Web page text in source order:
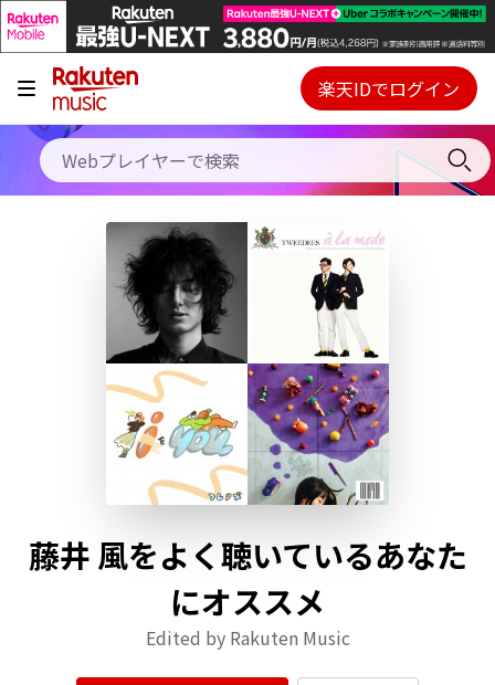
キャンペーン
料金プラン
使い方
初回30日間無料お試し
Webプレイヤー
ご契約内容の確認・変更
楽天IDでログイン
藤井 風をよく聴いているあなた
にオススメ
Edited by Rakuten Music